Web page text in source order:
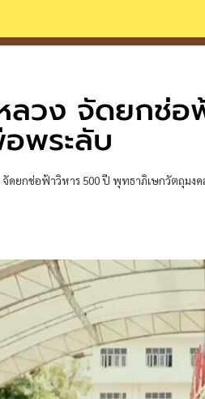
ลวง จัดยกช่
พระลับ
จัดยกช่อฟ้าวิหาร 500 ปี พุทธาภิเษกวัตถุมง